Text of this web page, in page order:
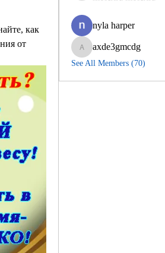
как
от
nyla harper
axde3gmcdg
axde3gmcdg
See All Members (70)